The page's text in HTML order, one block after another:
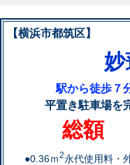
【横浜市都筑区】
駅から徒歩７
平置き駐車場を
総額
●0.36ｍ2永代使用料・